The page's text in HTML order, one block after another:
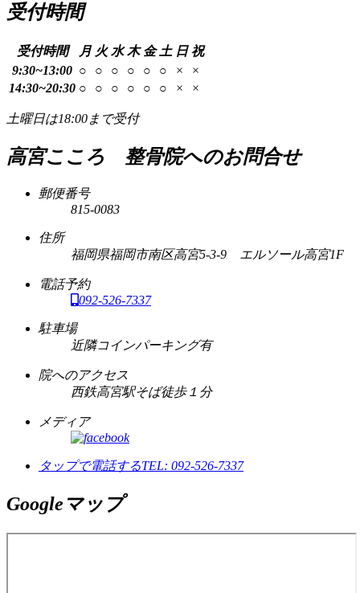
受付時間
受付時間 月 火 水 木 金 土 日 祝
9:30~13:00 ○ ○ ○ ○ ○ ○ ×
×
14:30~20:30 ○ ○ ○ ○ ○ ○ × ×
土曜日は18:00まで受付
高宮こころ 整骨院へのお問合せ
郵便番号
815-0083
住所
福岡県福岡市南区高宮5-3-9 エルソール高宮1F
電話予約
092-526-7337
駐車場
近隣コインパーキング有
院へのアクセス
西鉄高宮駅そば徒歩１分
メディア
タップで電話するTEL: 092-526-7337
Googleマップ